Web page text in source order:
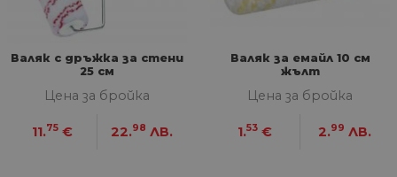
Валяк с дръжка за стени
25 см
Цена за бройка
11.75 € 22.98 ЛВ.
Валяк за емайл 10 см
жълт
Цена за бройка
1.53 € 2.99 ЛВ.